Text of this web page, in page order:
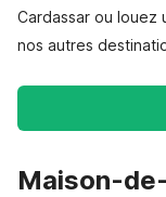
Cardassar ou louez
nos autres
Maison-